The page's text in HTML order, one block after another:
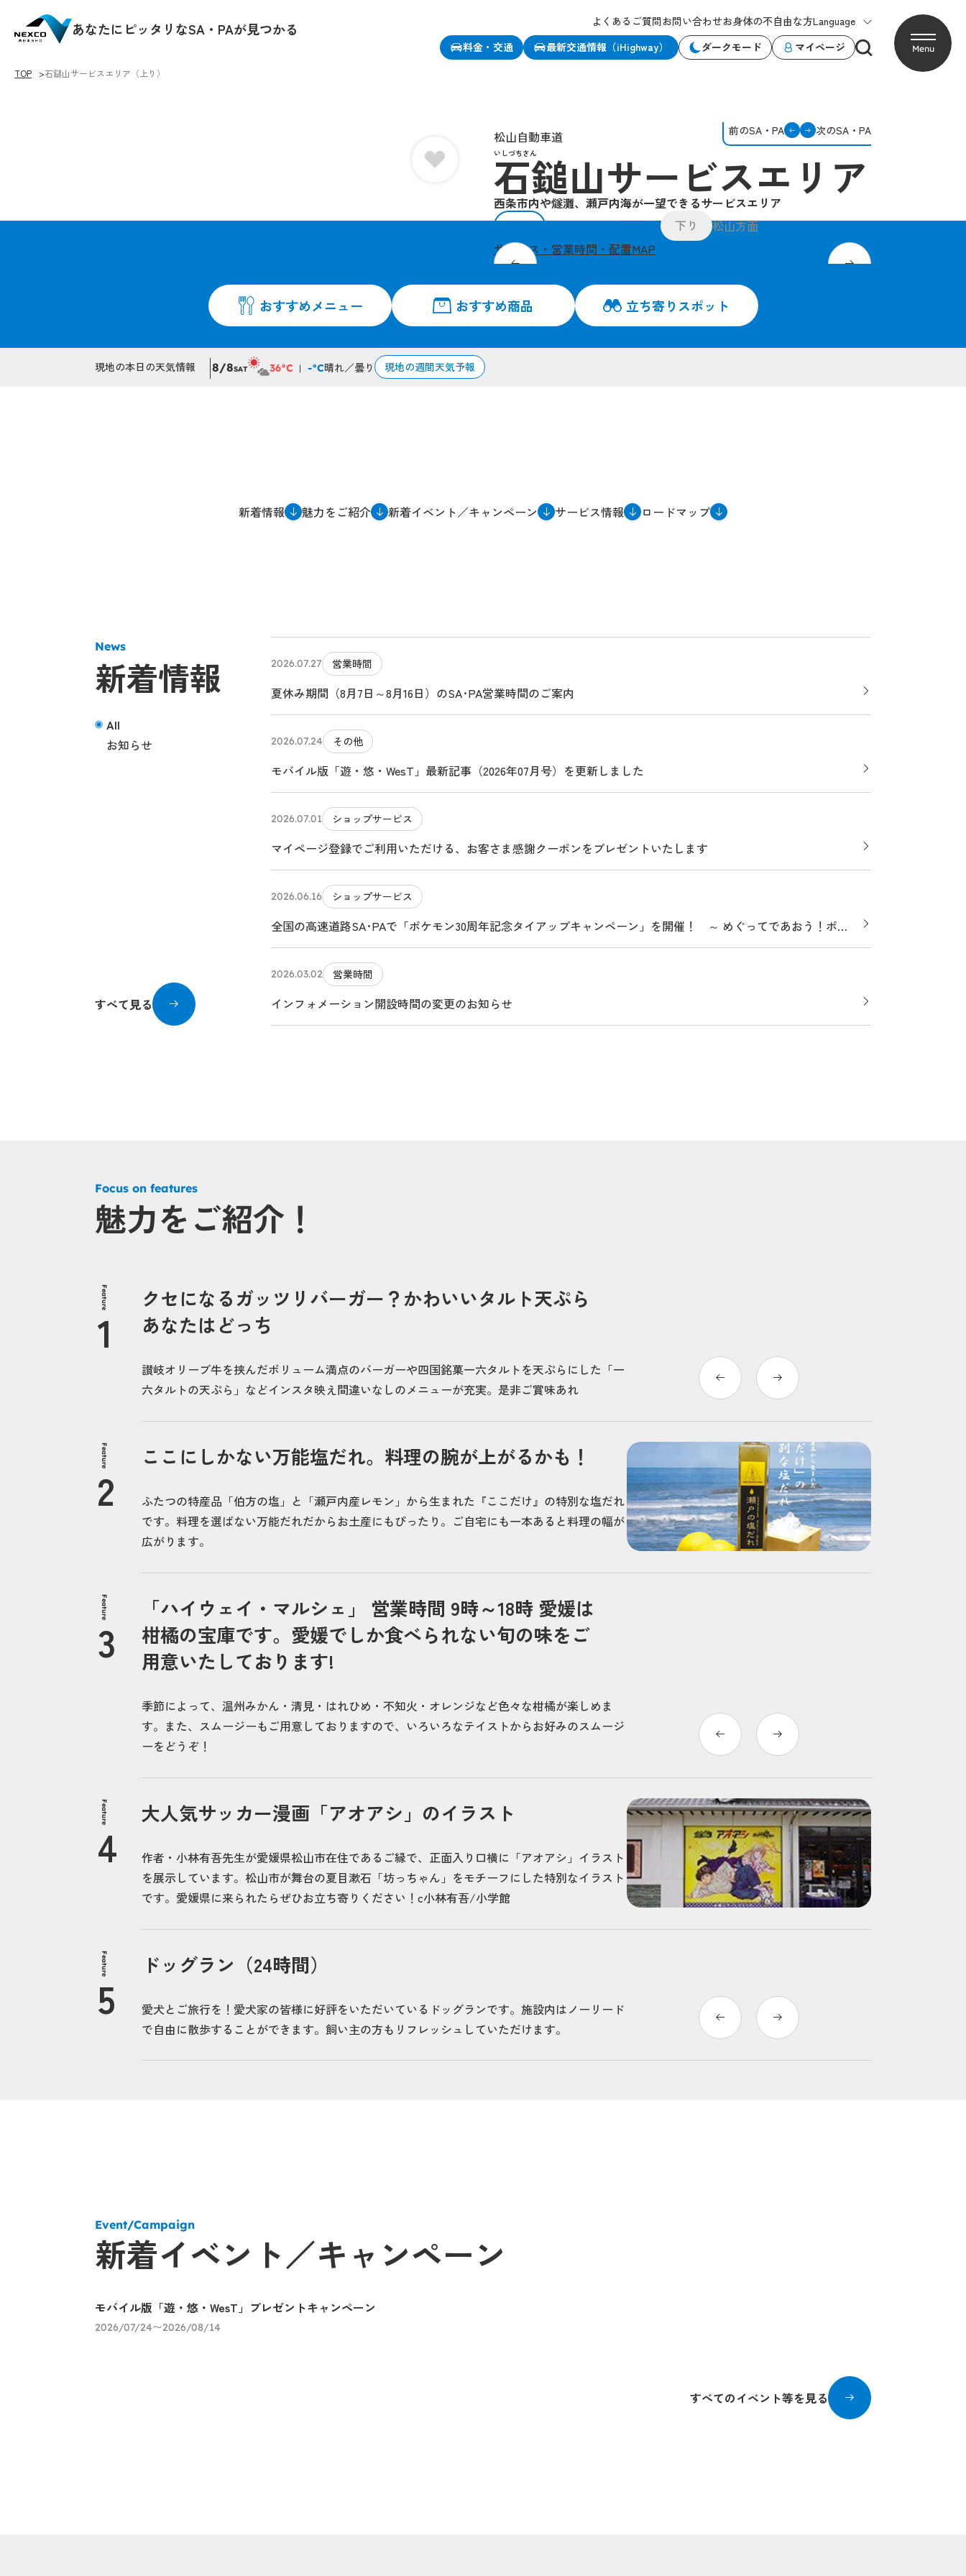
あなたにピッタリなSA・PAが見つかる よくあるご質問お問い合わせお身体の不自由な方Language
料金・交通
最新交通情報（iHighway） ダークモード マイページ Menu
TOP 石鎚山サービスエリア（上り）
松山自動車道
石鎚山サービスエリア
いしづちさん
西条市内や燧灘、瀬戸内海が一望できるサービスエリア
上り
高松・高知・徳島方面 下り
松山方面
サービス・営業時間・配置MAP
「モンスターハンター」グッズコーナーがオープン! パン工房キャメリアで焼
前のSA・PA 次のSA・PA
おすすめメニュー おすすめ商品 立ち寄りスポット
現地の本日の天気情報 8/8SAT 36°C -°C晴れ／曇り 現地の週間天気予報
新着情報 魅力をご紹介 新着イベント／キャンペーン サービス情報 ロードマップ
News
新着情報
All
お知らせ
2026.07.27 営業時間
夏休み期間（8月7日～8月16日）のSA･PA営業時間のご案内
2026.07.24 その他
モバイル版「遊・悠・WesT」最新記事（2026年07月号）を更新しました
2026.07.01 ショップサービス
マイページ登録でご利用いただける、お客さま感謝クーポンをプレゼントいたします
2026.06.16 ショップサービス
全国の高速道路SA･PAで「ポケモン30周年記念タイアップキャンペーン」を開催！ ～ めぐってであおう！ポケ
モンサービスエリアのたび ～
2026.03.02 営業時間
インフォメーション開設時間の変更のお知らせ
すべて見る
Focus on features
魅力をご紹介！
Feature
クセになるガッツリバーガー？かわいいタルト天ぷら
あなたはどっち
讃岐オリーブ牛を挟んだボリューム満点のバーガーや四国銘菓一六タルトを天ぷらにした「一
六タルトの天ぷら」などインスタ映え間違いなしのメニューが充実。是非ご賞味あれ
Feature ここにしかない万能塩だれ。料理の腕が上がるかも！
ふたつの特産品「伯方の塩」と「瀬戸内産レモン」から生まれた『ここだけ』の特別な塩だれ
です。料理を選ばない万能だれだからお土産にもぴったり。ご自宅にも一本あると料理の幅が
広がります。
Feature
「ハイウェイ・マルシェ」 営業時間 9時～18時 愛媛は
柑橘の宝庫です。愛媛でしか食べられない旬の味をご
用意いたしております!
季節によって、温州みかん・清見・はれひめ・不知火・オレンジなど色々な柑橘が楽しめま
す。また、スムージーもご用意しておりますので、いろいろなテイストからお好みのスムージ
ーをどうぞ！
Feature 大人気サッカー漫画「アオアシ」のイラスト
作者・小林有吾先生が愛媛県松山市在住であるご縁で、正面入り口横に「アオアシ」イラスト
を展示しています。松山市が舞台の夏目漱石「坊っちゃん」をモチーフにした特別なイラスト
です。愛媛県に来られたらぜひお立ち寄りください！ c小林有吾/小学館
Feature ドッグラン（24時間）
愛犬とご旅行を！愛犬家の皆様に好評をいただいているドッグランです。施設内はノーリード
で自由に散歩することができます。飼い主の方もリフレッシュしていただけます。
Event/Campaign
新着イベント／キャンペーン
モバイル版「遊・悠・WesT」プレゼントキャンペーン
2026/07/24〜2026/08/14
すべてのイベント等を見る